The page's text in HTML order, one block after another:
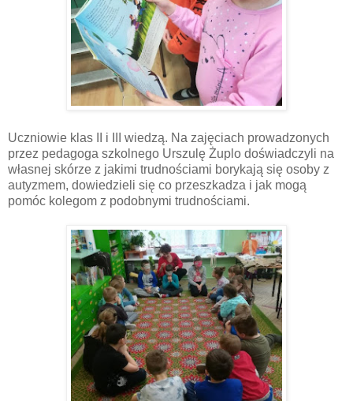
Uczniowie klas II i III wiedzą. Na zajęciach prowadzonych
przez pedagoga szkolnego Urszulę Żuplo doświadczyli na
własnej skórze z jakimi trudnościami borykają się osoby z
autyzmem, dowiedzieli się co przeszkadza i jak mogą
pomóc kolegom z podobnymi trudnościami.